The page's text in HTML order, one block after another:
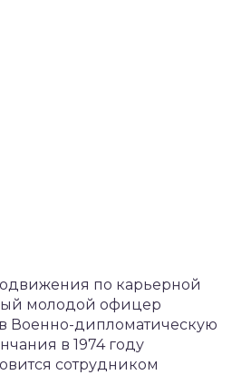
по карьерной
молодой офицер
в Военно-дипломатическую
в 1974 году
сотрудником